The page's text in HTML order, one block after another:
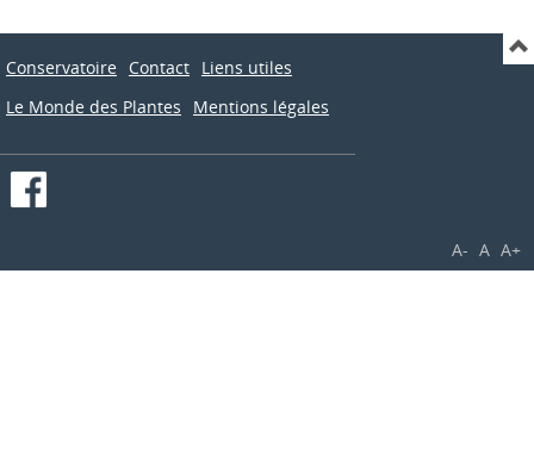
Conservatoire Contact Liens utiles
Le Monde des Plantes
Mentions légales
A- A A+